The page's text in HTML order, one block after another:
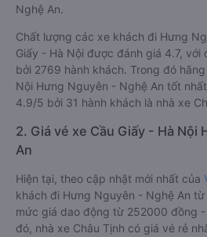
Nghệ An.
Chất lượng các xe khách đi Hưng
Giấy - Hà Nội được đánh giá 4.7,
bởi 2769 hành khách. Trong đó
Nội Hưng Nguyên - Nghệ An tốt
4.9/5 bởi 31 hành khách là nhà xe
2. Giá vé xe Cầu Giấy - Hà Nội
An
Hiện tại, theo cập nhật mới nhất của
khách đi Hưng Nguyên - Nghệ An
mức giá dao động từ 252000 đồng
đó, nhà xe Châu Tịnh có giá vé rẻ